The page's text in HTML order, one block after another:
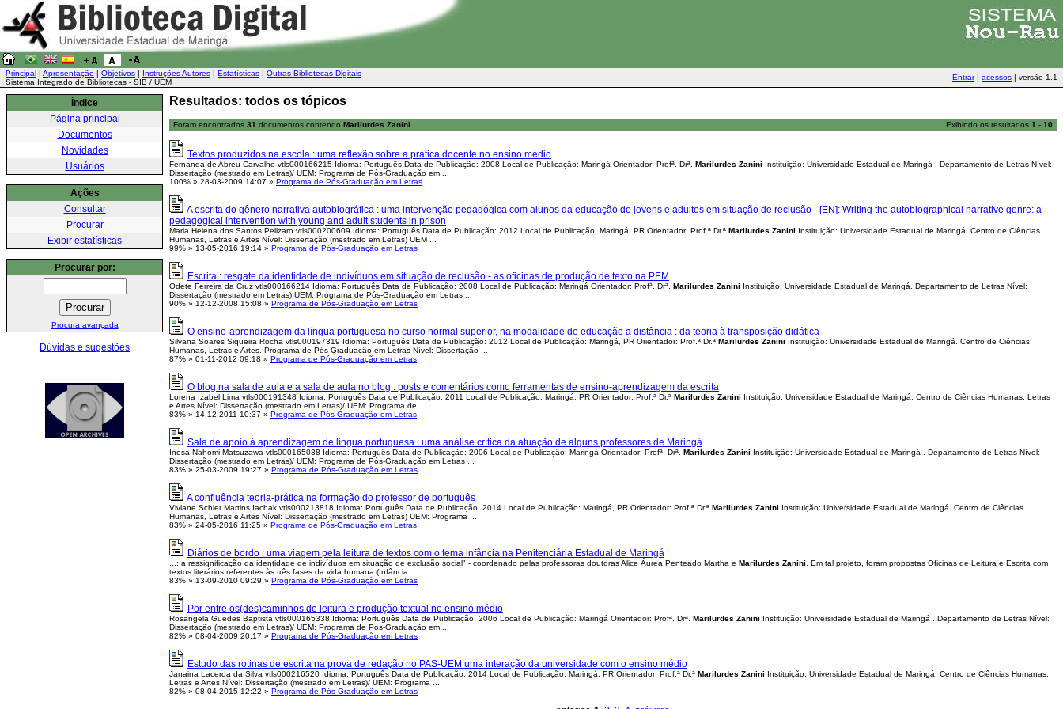
Principal | Apresentação | Objetivos | Instruções Autores | Estatísticas | Outras Bibliotecas Digitais
Sistema Integrado de Bibliotecas - SIB / UEM
Entrar| acessos | versão 1.1
Índice
Página principal
Documentos
Novidades
Usuários
Ações
Consultar
Procurar
Exibir estatísticas
Procurar por:
Procura avançada
Dúvidas e sugestões
Resultados: todos os tópicos
Foram encontrados 31 documentos contendo Marilurdes Zanini Exibindo os resultados 1 - 10
Textos produzidos na escola : uma reflexão sobre a prática docente no ensino médio
Fernanda de Abreu Carvalho vtls000166215 Idioma: Português Data de Publicação: 2008 Local de Publicação: Maringá Orientador: Profª. Drª. Marilurdes Zanini Instituição: Universidade Estadual de Maringá . Departamento de Letras Nível:
Dissertação (mestrado em Letras)/ UEM: Programa de Pós-Graduação em ...
100% » 28-03-2009 14:07 » Programa de Pós-Graduação em Letras
A escrita do gênero narrativa autobiográfica : uma intervenção pedagógica com alunos da educação de jovens e adultos em situação de reclusão - [EN]: Writing the autobiographical narrative genre: a
pedagogical intervention with young and adult students in prison
Maria Helena dos Santos Pelizaro vtls000200609 Idioma: Português Data de Publicação: 2012 Local de Publicação: Maringá, PR Orientador: Prof.ª Dr.ª Marilurdes Zanini Instituição: Universidade Estadual de Maringá. Centro de Ciências
Humanas, Letras e Artes Nível: Dissertação (mestrado em Letras) UEM ...
99% » 13-05-2016 19:14 » Programa de Pós-Graduação em Letras
Escrita : resgate da identidade de indivíduos em situação de reclusão - as oficinas de produção de texto na PEM
Odete Ferreira da Cruz vtls000166214 Idioma: Português Data de Publicação: 2008 Local de Publicação: Maringá Orientador: Profª. Drª. Marilurdes Zanini Instituição: Universidade Estadual de Maringá. Departamento de Letras Nível:
Dissertação (mestrado em Letras) UEM: Programa de Pós-Graduação em Letras ...
90% » 12-12-2008 15:08 » Programa de Pós-Graduação em Letras
O ensino-aprendizagem da língua portuguesa no curso normal superior, na modalidade de educação a distância : da teoria à transposição didática
Silvana Soares Siqueira Rocha vtls000197319 Idioma: Português Data de Publicação: 2012 Local de Publicação: Maringá, PR Orientador: Prof.ª Dr.ª Marilurdes Zanini Instituição: Universidade Estadual de Maringá. Centro de Ciências
Humanas, Letras e Artes. Programa de Pós-Graduação em Letras Nível: Dissertação ...
87% » 01-11-2012 09:18 » Programa de Pós-Graduação em Letras
O blog na sala de aula e a sala de aula no blog : posts e comentários como ferramentas de ensino-aprendizagem da escrita
Lorena Izabel Lima vtls000191348 Idioma: Português Data de Publicação: 2011 Local de Publicação: Maringá, PR Orientador: Prof.ª Dr.ª Marilurdes Zanini Instituição: Universidade Estadual de Maringá. Centro de Ciências Humanas, Letras
e Artes Nível: Dissertação (mestrado em Letras)/ UEM: Programa de ...
83% » 14-12-2011 10:37 » Programa de Pós-Graduação em Letras
Sala de apoio à aprendizagem de língua portuguesa : uma análise crítica da atuação de alguns professores de Maringá
Inesa Nahomi Matsuzawa vtls000165038 Idioma: Português Data de Publicação: 2006 Local de Publicação: Maringá Orientador: Profª. Drª. Marilurdes Zanini Instituição: Universidade Estadual de Maringá . Departamento de Letras Nível:
Dissertação (mestrado em Letras)/ UEM: Programa de Pós-Graduação em Letras ...
83% » 25-03-2009 19:27 » Programa de Pós-Graduação em Letras
A confluência teoria-prática na formação do professor de português
Viviane Schier Martins Iachak vtls000213818 Idioma: Português Data de Publicação: 2014 Local de Publicação: Maringá, PR Orientador: Prof.ª Dr.ª Marilurdes Zanini Instituição: Universidade Estadual de Maringá. Centro de Ciências
Humanas, Letras e Artes Nível: Dissertação (mestrado em Letras) UEM: Programa ...
83% » 24-05-2016 11:25 » Programa de Pós-Graduação em Letras
Diários de bordo : uma viagem pela leitura de textos com o tema infância na Penitenciária Estadual de Maringá
...: a ressignificação da identidade de indivíduos em situação de exclusão social" - coordenado pelas professoras doutoras Alice Áurea Penteado Martha e Marilurdes Zanini. Em tal projeto, foram propostas Oficinas de Leitura e Escrita com
textos literários referentes às três fases da vida humana (Infância ...
83% » 13-09-2010 09:29 » Programa de Pós-Graduação em Letras
Por entre os(des)caminhos de leitura e produção textual no ensino médio
Rosangela Guedes Baptista vtls000165338 Idioma: Português Data de Publicação: 2006 Local de Publicação: Maringá Orientador: Profª. Drª. Marilurdes Zanini Instituição: Universidade Estadual de Maringá . Departamento de Letras Nível:
Dissertação (mestrado em Letras)/ UEM: Programa de Pós-Graduação em ...
82% » 08-04-2009 20:17 » Programa de Pós-Graduação em Letras
Estudo das rotinas de escrita na prova de redação no PAS-UEM uma interação da universidade com o ensino médio
Janaina Lacerda da Silva vtls000216520 Idioma: Português Data de Publicação: 2014 Local de Publicação: Maringá, PR Orientador: Prof.ª Dr.ª Marilurdes Zanini Instituição: Universidade Estadual de Maringá. Centro de Ciências Humanas,
Letras e Artes Nível: Dissertação (mestrado em Letras)/ UEM: Programa ...
82% » 08-04-2015 12:22 » Programa de Pós-Graduação em Letras